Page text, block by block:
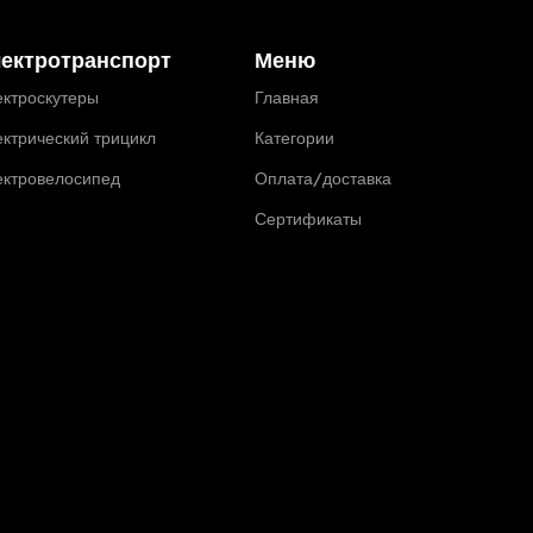
трицикл
Меню
Главная
Категории
Оплата/доставка
Сертификаты